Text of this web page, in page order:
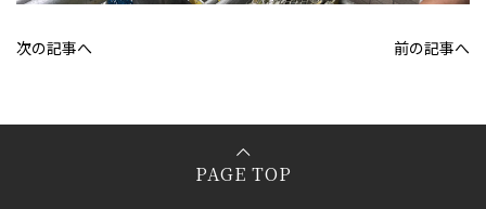
前の記事へ
次の記事へ
PAGE TOP